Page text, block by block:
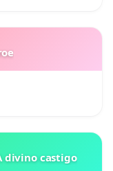
divino castigo